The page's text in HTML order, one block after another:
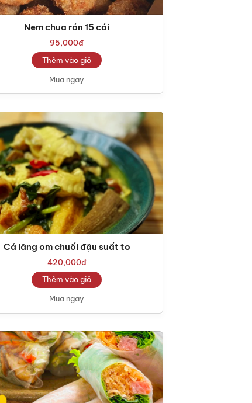
Nem chua rán 15 cái
95,000đ
Mua ngay
Thêm vào giỏ
Cá lăng om chuối đậu suất to
420,000đ
Mua ngay
Thêm vào giỏ